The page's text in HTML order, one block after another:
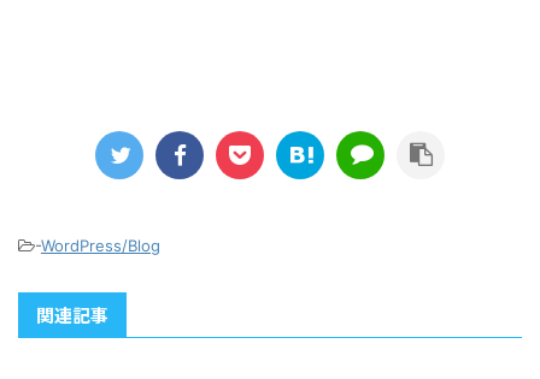
-WordPress/Blog
関連記事